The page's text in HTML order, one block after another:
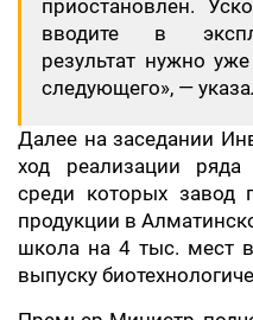
приостановлен.
вводите в
результат нужно
следующего», —
Далее на заседании
ход реализации ряда
среди которых завод
продукции в
школа на 4 тыс. мест
выпуску